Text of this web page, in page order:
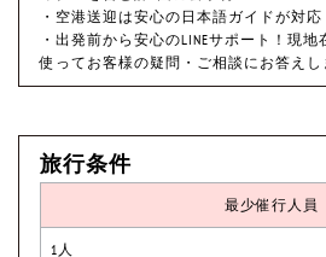
・空港送迎は安心の日本語ガイドが対応
・出発前から安心のLINEサポート！現地
使ってお客様の疑問・ご相談にお答えし
旅行条件
最少催行人員
1人